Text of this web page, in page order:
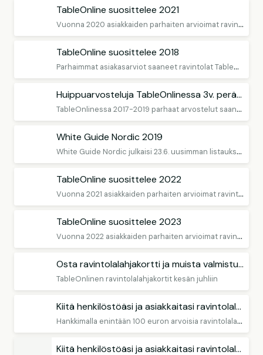
TableOnline suosittelee 2021
V
uonna 2020 asiakkaiden parhaiten arvioimat ravintolat
TableOnline suosittelee 2018
P
arhaimmat asiakasarviot saaneet ravintolat TableOnlinessa.
Huippuarvosteluja TableOnlinessa 3v. peräkkäin
T
ableOnlinessa 2017-2019 parhaat arvostelut saaneet ravintolat
White Guide Nordic 2019
W
hite Guide Nordic julkaisi 23.6. uusimman listauksensa Suomen ravintoloista, varaa pöytä useisiin. niistä TableOnlinesta.
TableOnline suosittelee 2022
V
uonna 2021 asiakkaiden parhaiten arvioimat ravintolat
TableOnline suosittelee 2023
V
uonna 2022 asiakkaiden parhaiten arvioimat ravintolat
Osta ravintolalahjakortti ja muista valmistuvaa!
TableOnlinen ravintolalahjakortit kesän juhliin
Kiitä henkilöstöäsi ja asiakkaitasi ravintolalahjakortilla
H
ankkimalla enintään 100 euron arvoisia ravintolalahjakortteja, teet sen täysin verovapaasti.
Kiitä henkilöstöäsi ja asiakkaitasi ravintolalahjakortilla